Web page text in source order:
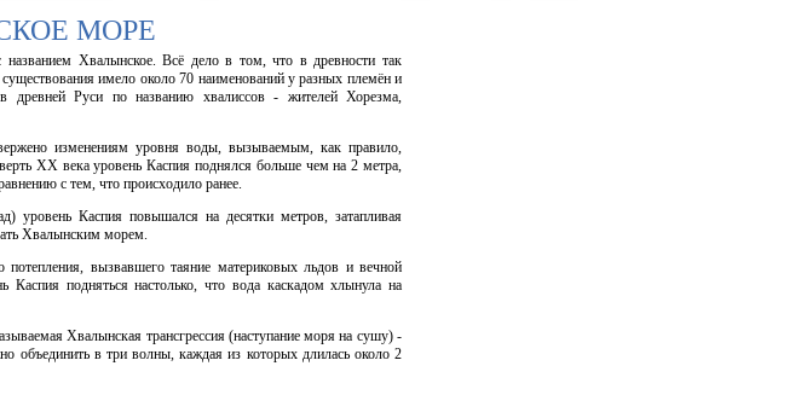
МОРЕ
Хвалынское. Всё дело в том, что в древности так
имело около 70 наименований у разных племён и
Руси по названию хвалиссов - жителей Хорезма,
изменениям уровня воды, вызываемым, как правило,
XX века уровень Каспия поднялся больше чем на 2 метра,
с тем, что происходило ранее.
уровень Каспия повышался на десятки метров, затапливая
Хвалынским морем.
потепления, вызвавшего таяние материковых льдов и вечной
Каспия подняться настолько, что вода каскадом хлынула на
Хвалынская трансгрессия (наступание моря на сушу) -
объединить в три волны, каждая из которых длилась около 2